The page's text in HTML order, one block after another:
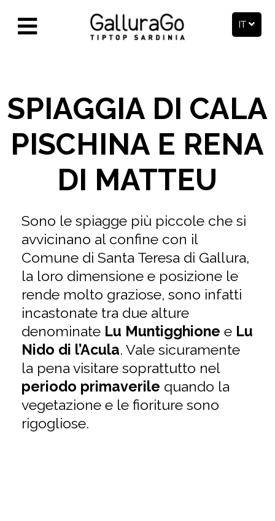
IT
SPIAGGIA DI CALA
PISCHINA E RENA
DI MATTEU
Sono le spiagge più piccole che si
avvicinano al confine con il
Comune di Santa Teresa di Gallura,
la loro dimensione e posizione le
rende molto graziose, sono infatti
incastonate tra due alture
denominate Lu Muntigghione eLu
Nido di l’Acula. Vale sicuramente
la pena visitare soprattutto nel
periodo primaverile quando la
vegetazione e le fioriture sono
rigogliose.